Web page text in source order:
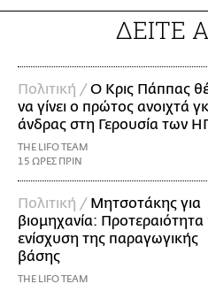
ΔΕΙΤΕ
Πολιτική /Ο Κρις Πάππας
να γίνει ο πρώτος ανοιχτά
άνδρας στη Γερουσία των
THE LIFO TEAM
15 ΩΡΕΣ ΠΡΙΝ
Πολιτική / Μητσοτάκης για
βιομηχανία: Προτεραιότητα
ενίσχυση της παραγωγικής
βάσης
THE LIFO TEAM